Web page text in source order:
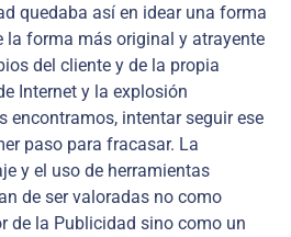
quedaba así en idear una forma
la forma más original y atrayente
del cliente y de la propia
Internet y la explosión
encontramos, intentar seguir ese
paso para fracasar. La
y el uso de herramientas
de ser valoradas no como
de la Publicidad sino como un